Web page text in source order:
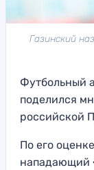
Газинский
Футбольный
поделился
российской
По его
нападающий